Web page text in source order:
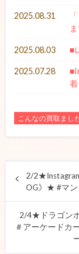
2025.08.31
2025.08.03 ■
2025.07.28
こんなの買取まし
2/
OG》★ #マン
2/4★ドラゴン
＃アーケード